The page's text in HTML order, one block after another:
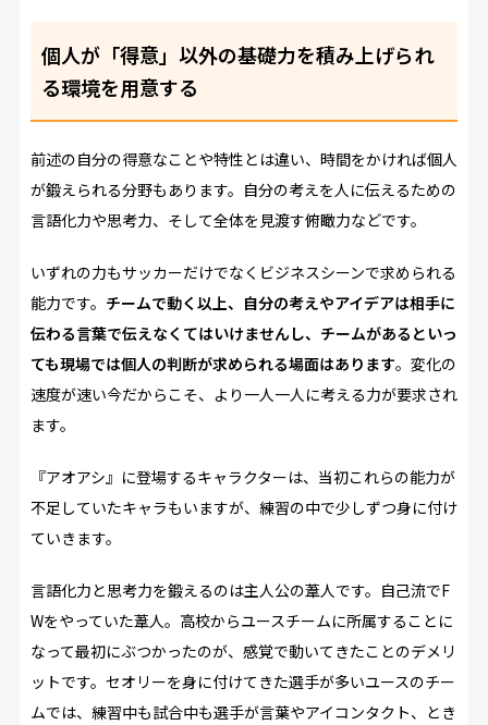
個人が「得意」以外の基礎力を積み上げられ
る環境を用意する
前述の自分の得意なことや特性とは違い、時間をかければ個人
が鍛えられる分野もあります。自分の考えを人に伝えるための
言語化力や思考力、そして全体を見渡す俯瞰力などです。
いずれの力もサッカーだけでなくビジネスシーンで求められる
能力です。 チームで動く以上、自分の考えやアイデアは相手に
伝わる言葉で伝えなくてはいけませんし、チームがあるといっ
ても現場では個人の判断が求められる場面はあります。変化の
速度が速い今だからこそ、より一人一人に考える力が要求され
ます。
『アオアシ』に登場するキャラクターは、当初これらの能力が
不足していたキャラもいますが、練習の中で少しずつ身に付け
ていきます。
言語化力と思考力を鍛えるのは主人公の葦人です。自己流でF
Wをやっていた葦人。高校からユースチームに所属することに
なって最初にぶつかったのが、感覚で動いてきたことのデメリ
ットです。セオリーを身に付けてきた選手が多いユースのチー
ムでは、練習中も試合中も選手が言葉やアイコンタクト、とき